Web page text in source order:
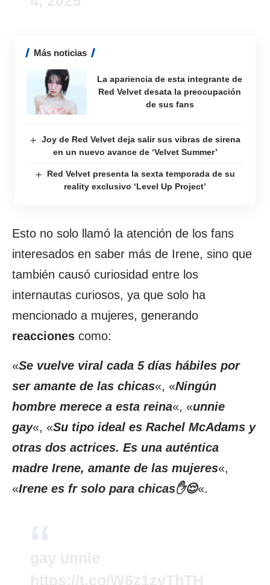
Más noticias
La apariencia de esta integrante de
Red Velvet desata la preocupación
de sus fans
Joy de Red Velvet deja salir sus vibras de sirena
en un nuevo avance de ‘Velvet Summer’
Red Velvet presenta la sexta temporada de su
reality exclusivo ‘Level Up Project’
Esto no solo llamó la atención de los fans
interesados en saber más de Irene, sino que
también causó curiosidad entre los
internautas curiosos, ya que solo ha
mencionado a mujeres, generando
reacciones como:
«Se vuelve viral cada 5 días hábiles por
ser amante de las chicas«, «Ningún
hombre merece a esta reina«, «unnie
gay«, «Su tipo ideal es Rachel McAdams y
otras dos actrices. Es una auténtica
madre Irene, amante de las mujeres«,
«Irene es fr solo para chicas✋😌«.